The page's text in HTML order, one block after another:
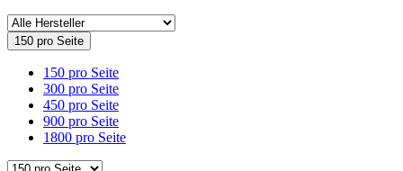
150 pro Seite
150 pro Seite
300 pro Seite
450 pro Seite
900 pro Seite
1800 pro Seite